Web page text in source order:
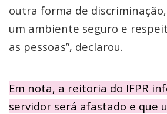
outra forma de
um ambiente seguro e
as pessoas”, declarou.
Em nota, a reitoria do IFPR
servidor será afastado e que